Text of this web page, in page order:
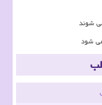
شوند
شود